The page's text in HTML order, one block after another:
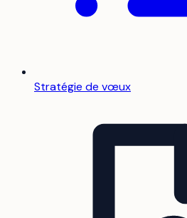
Stratégie de vœux